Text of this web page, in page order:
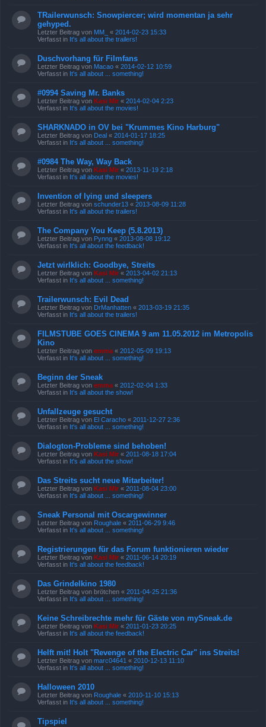
TRailerwunsch: Snowpiercer; wird momentan ja sehr
gehyped.
Letzter Beitrag von MM_ « 2014-02-23 15:33
Verfasst in It's all about the trailers!
Duschvorhang für Filmfans
Letzter Beitrag von Macao « 2014-02-12 10:59
Verfasst in It's all about ... something!
#0994 Saving Mr. Banks
Letzter Beitrag von Kasi Mir « 2014-02-04 2:23
Verfasst in It's all about the movies!
SHARKNADO in OV bei "Krummes Kino Harburg"
Letzter Beitrag von Deal « 2014-01-17 18:25
Verfasst in It's all about ... something!
#0984 The Way, Way Back
Letzter Beitrag von Kasi Mir « 2013-11-19 2:18
Verfasst in It's all about the movies!
Invention of lying und sleepers
Letzter Beitrag von schunder13 « 2013-08-09 11:28
Verfasst in It's all about the trailers!
The Company You Keep (5.8.2013)
Letzter Beitrag von Pynng « 2013-08-08 19:12
Verfasst in It's all about the feedback!
Jetzt wirlklich: Goodbye, Streits
Letzter Beitrag von Kasi Mir « 2013-04-02 21:13
Verfasst in It's all about ... something!
Trailerwunsch: Evil Dead
Letzter Beitrag von DrManhatten « 2013-03-19 21:35
Verfasst in It's all about the trailers!
FILMSTUBE GOES CINEMA 9 am 11.05.2012 im Metropolis
Kino
Letzter Beitrag von emma « 2012-05-09 19:13
Verfasst in It's all about ... something!
Beginn der Sneak
Letzter Beitrag von emma « 2012-02-04 1:33
Verfasst in It's all about the show!
Unfallzeuge gesucht
Letzter Beitrag von El Caracho « 2011-12-27 2:36
Verfasst in It's all about ... something!
Dialogton-Probleme sind behoben!
Letzter Beitrag von Kasi Mir « 2011-08-18 17:04
Verfasst in It's all about the show!
Das Streits sucht neue Mitarbeiter!
Letzter Beitrag von Kasi Mir « 2011-08-04 23:00
Verfasst in It's all about ... something!
Sneak Personal mit Oscargewinner
Letzter Beitrag von Roughale « 2011-06-29 9:46
Verfasst in It's all about ... something!
Registrierungen für das Forum funktionieren wieder
Letzter Beitrag von Kasi Mir « 2011-06-14 20:19
Verfasst in It's all about the feedback!
Das Grindelkino 1980
Letzter Beitrag von brötchen « 2011-04-25 21:36
Verfasst in It's all about ... something!
Keine Schreibrechte mehr für Gäste von mySneak.de
Letzter Beitrag von Kasi Mir « 2011-01-23 20:25
Verfasst in It's all about the feedback!
Helft mit! Holt "Revenge of the Electric Car" ins Streits!
Letzter Beitrag von marc04641 « 2010-12-13 11:10
Verfasst in It's all about ... something!
Halloween 2010
Letzter Beitrag von Roughale « 2010-11-10 15:13
Verfasst in It's all about ... something!
Tipspiel